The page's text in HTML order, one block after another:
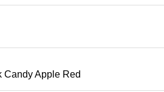
Candy Apple Red